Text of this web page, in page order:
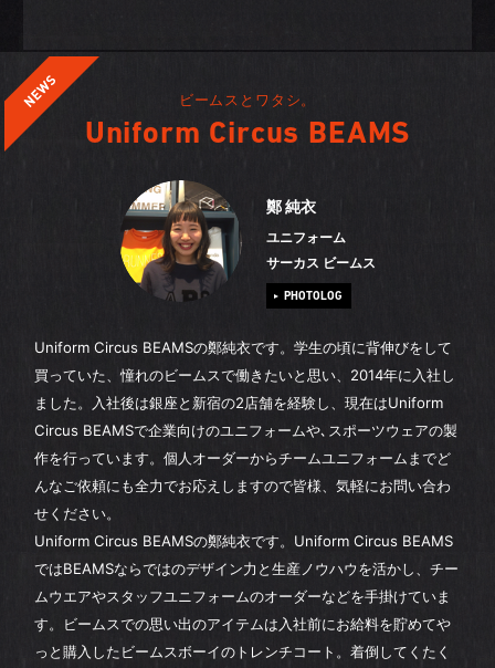
ビームスとワタシ。
Uniform Circus BEAMS
鄭 純衣
ユニフォーム
サーカス ビームス
PHOTOLOG
Uniform Circus BEAMSの鄭純衣です。学生の頃に背伸びをして
買っていた、憧れのビームスで働きたいと思い、2014年に入社し
ました。入社後は銀座と新宿の2店舗を経験し、現在はUniform
Circus BEAMSで企業向けのユニフォームや､スポーツウェアの製
作を行っています。個人オーダーからチームユニフォームまでど
んなご依頼にも全力でお応えしますので皆様、気軽にお問い合わ
せください。
Uniform Circus BEAMSの鄭純衣です。Uniform Circus BEAMS
ではBEAMSならではのデザイン力と生産ノウハウを活かし、チー
ムウエアやスタッフユニフォームのオーダーなどを手掛けていま
す。ビームスでの思い出のアイテムは入社前にお給料を貯めてや
っと購入したビームスボーイのトレンチコート。着倒してくたく